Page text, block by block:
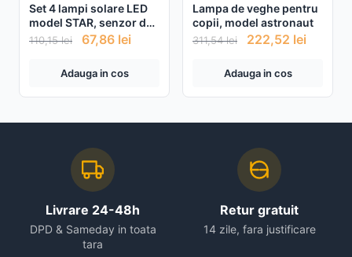
Set 4 lampi solare LED
model STAR, senzor de
lumina
110,15lei 67,86 lei
Adauga in cos
Lampa de veghe pentru
copii, model astronaut
311,54lei 222,52 lei
Adauga in cos
Livrare 24-48h
DPD & Sameday in toata
tara
Retur gratuit
14 zile, fara justificare